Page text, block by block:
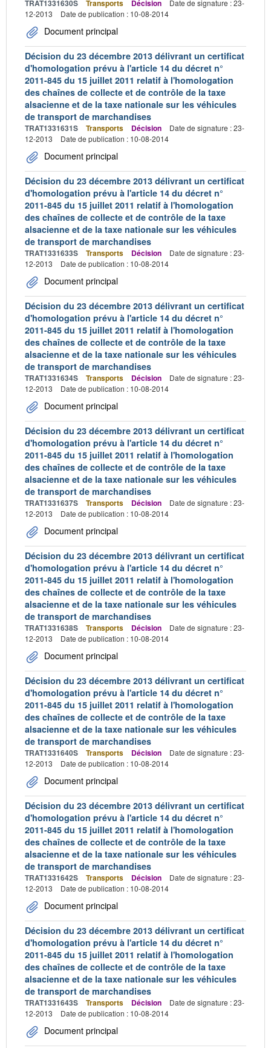
TRAT1331630S Transports Décision
Date de signature : 23-
12-2013
Date de publication : 10-08-2014
Document principal
Décision du 23 décembre 2013 délivrant un certificat
d'homologation prévu à l'article 14 du décret n°
2011-845 du 15 juillet 2011 relatif à l'homologation
des chaînes de collecte et de contrôle de la taxe
alsacienne et de la taxe nationale sur les véhicules
de transport de marchandises
TRAT1331631S Transports Décision
Date de signature : 23-
12-2013
Date de publication : 10-08-2014
Document principal
Décision du 23 décembre 2013 délivrant un certificat
d'homologation prévu à l'article 14 du décret n°
2011-845 du 15 juillet 2011 relatif à l'homologation
des chaînes de collecte et de contrôle de la taxe
alsacienne et de la taxe nationale sur les véhicules
de transport de marchandises
TRAT1331633S Transports Décision
Date de signature : 23-
12-2013
Date de publication : 10-08-2014
Document principal
Décision du 23 décembre 2013 délivrant un certificat
d'homologation prévu à l'article 14 du décret n°
2011-845 du 15 juillet 2011 relatif à l'homologation
des chaînes de collecte et de contrôle de la taxe
alsacienne et de la taxe nationale sur les véhicules
de transport de marchandises
TRAT1331634S Transports Décision
Date de signature : 23-
12-2013
Date de publication : 10-08-2014
Document principal
Décision du 23 décembre 2013 délivrant un certificat
d'homologation prévu à l'article 14 du décret n°
2011-845 du 15 juillet 2011 relatif à l'homologation
des chaînes de collecte et de contrôle de la taxe
alsacienne et de la taxe nationale sur les véhicules
de transport de marchandises
TRAT1331637S Transports Décision
Date de signature : 23-
12-2013
Date de publication : 10-08-2014
Document principal
Décision du 23 décembre 2013 délivrant un certificat
d'homologation prévu à l'article 14 du décret n°
2011-845 du 15 juillet 2011 relatif à l'homologation
des chaînes de collecte et de contrôle de la taxe
alsacienne et de la taxe nationale sur les véhicules
de transport de marchandises
TRAT1331638S Transports Décision
Date de signature : 23-
12-2013
Date de publication : 10-08-2014
Document principal
Décision du 23 décembre 2013 délivrant un certificat
d'homologation prévu à l'article 14 du décret n°
2011-845 du 15 juillet 2011 relatif à l'homologation
des chaînes de collecte et de contrôle de la taxe
alsacienne et de la taxe nationale sur les véhicules
de transport de marchandises
TRAT1331640S Transports Décision
Date de signature : 23-
12-2013
Date de publication : 10-08-2014
Document principal
Décision du 23 décembre 2013 délivrant un certificat
d'homologation prévu à l'article 14 du décret n°
2011-845 du 15 juillet 2011 relatif à l'homologation
des chaînes de collecte et de contrôle de la taxe
alsacienne et de la taxe nationale sur les véhicules
de transport de marchandises
TRAT1331642S Transports Décision
Date de signature : 23-
12-2013
Date de publication : 10-08-2014
Document principal
Décision du 23 décembre 2013 délivrant un certificat
d'homologation prévu à l'article 14 du décret n°
2011-845 du 15 juillet 2011 relatif à l'homologation
des chaînes de collecte et de contrôle de la taxe
alsacienne et de la taxe nationale sur les véhicules
de transport de marchandises
TRAT1331643S Transports Décision
Date de signature : 23-
12-2013
Date de publication : 10-08-2014
Document principal